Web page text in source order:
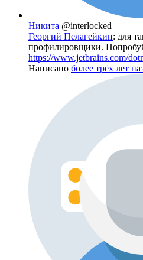
Никита @interlocked
Георгий Пелагейкин: для
профилировщики.
https://www.jetbrains.com/
Написано более трёх лет